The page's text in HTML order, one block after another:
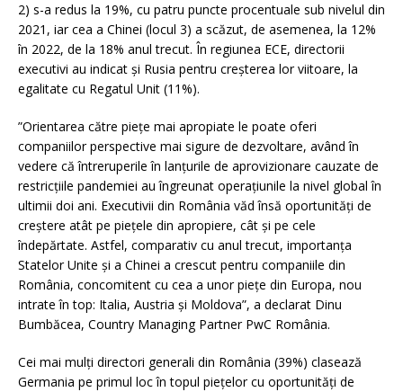
2) s-a redus la 19%, cu patru puncte procentuale sub nivelul din
2021, iar cea a Chinei (locul 3) a scăzut, de asemenea, la 12%
în 2022, de la 18% anul trecut. În regiunea ECE, directorii
executivi au indicat și Rusia pentru creșterea lor viitoare, la
egalitate cu Regatul Unit (11%).
”Orientarea către piețe mai apropiate le poate oferi
companiilor perspective mai sigure de dezvoltare, având în
vedere că întreruperile în lanțurile de aprovizionare cauzate de
restricțiile pandemiei au îngreunat operațiunile la nivel global în
ultimii doi ani. Executivii din România văd însă oportunități de
creștere atât pe piețele din apropiere, cât și pe cele
îndepărtate. Astfel, comparativ cu anul trecut, importanța
Statelor Unite și a Chinei a crescut pentru companiile din
România, concomitent cu cea a unor piețe din Europa, nou
intrate în top: Italia, Austria și Moldova”, a declarat Dinu
Bumbăcea, Country Managing Partner PwC România.
Cei mai mulți directori generali din România (39%) clasează
Germania pe primul loc în topul piețelor cu oportunități de